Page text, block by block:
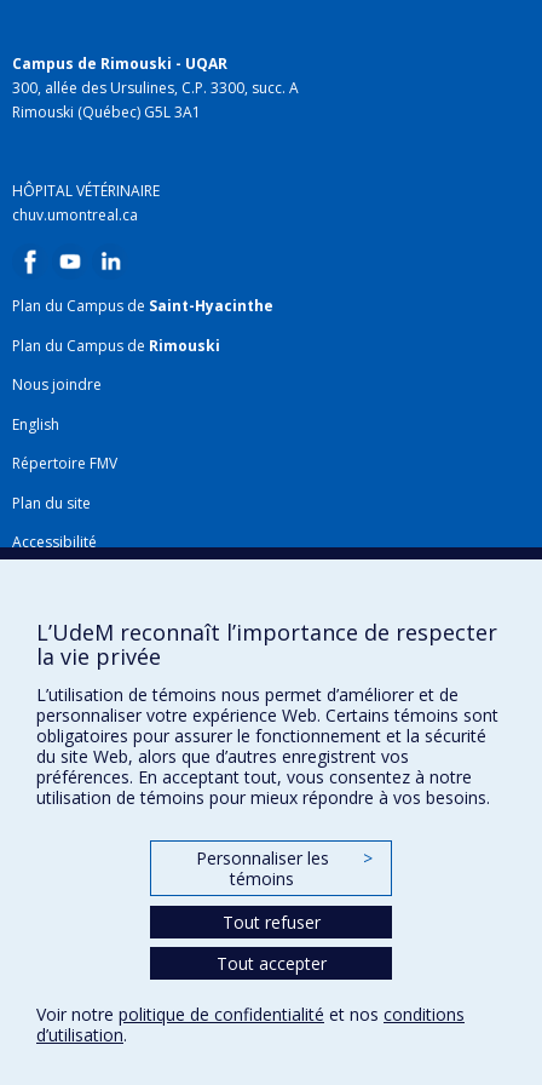
Collaboration avec les chercheurs de l’Unité de
recherche en arthrose pour lier les évaluations
fonctionnelles cinétiques (forces au sol),
(IRM, radiographie) ou par mesures
quantifiant les degrés d’atteinte nociceptive aux
changements neurogénomiques,
Métrologie de la douleur animale,
Mesures psychométriques
Comportements animaux
Mesures physiologiques
Évaluations fonctionnelles, cinétique,
cinématique, neurophysiologiques
neuroprotéomique
Neurocognition
Pharmacologie d'innocuité.
Campus de Rimouski - UQAR
300, allée des Ursulines, C.P. 3300, succ. A
Rimouski (Québec) G5L 3A1
HÔPITAL VÉTÉRINAIRE
chuv.umontreal.ca
Plan du Campus de Saint-Hyacinthe
Plan du Campus de Rimouski
Nous joindre
English
Répertoire FMV
Plan du site
Accessibilité
Agenda FMV & calendrier académique
La Faculté de médecine vétérinaire de l'Université de Montréal détient
l'agrément complet
de l' AVMA et est membre de l' AAVMC
Conditions d’utilisation
Paramètres des témoins
L’UdeM reconnaît l’importance de respecter
la vie privée
L’utilisation de témoins nous permet d’améliorer et de
personnaliser votre expérience Web. Certains témoins sont
obligatoires pour assurer le fonctionnement et la sécurité
du site Web, alors que d’autres enregistrent vos
préférences. En acceptant tout, vous consentez à notre
utilisation de témoins pour mieux répondre à vos besoins.
Personnaliser les
témoins
>
Tout refuser
Tout accepter
Voir notre politique de confidentialité et nos conditions
d’utilisation.